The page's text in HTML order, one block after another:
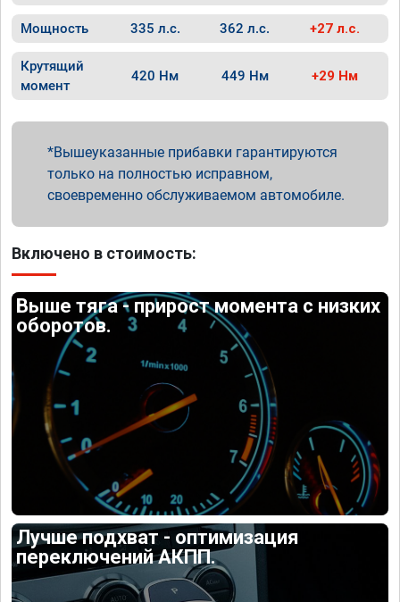
Мощность 335 л.с. 362 л.с. +27 л.с.
Крутящий
момент
420 Нм 449 Нм +29 Нм
Вышеуказанные прибавки гарантируются
только на полностью исправном,
своевременно обслуживаемом автомобиле.
Включено в стоимость:
Выше тяга - прирост момента с низких
оборотов.
Лучше подхват - оптимизация
переключений АКПП.